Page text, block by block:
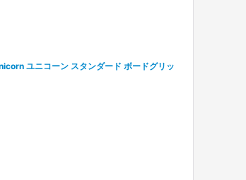
ユニコーン スタンダード ボードグリッ